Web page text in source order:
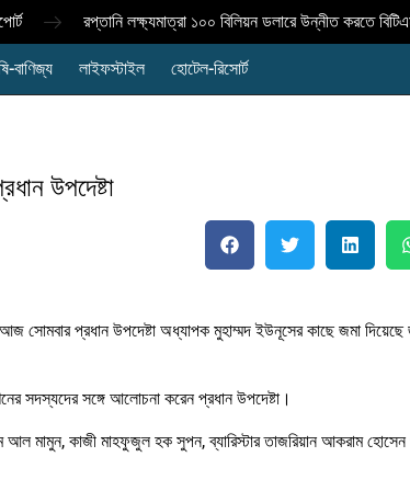
রপ্তানি লক্ষ্যমাত্রা ১০০ বিলিয়ন ডলারে উন্নীত করতে
বাণিজ্য লাইফস্টাইল হোটেল-রিসোর্ট
উপদেষ্টা
প্রধান উপদেষ্টা অধ্যাপক মুহাম্মদ ইউনূসের কাছে জমা দিয়েছে
সদস্যদের সঙ্গে আলোচনা করেন প্রধান উপদেষ্টা।
আল মামুন, কাজী মাহফুজুল হক সুপন, ব্যারিস্টার তাজরিয়ান আকরাম